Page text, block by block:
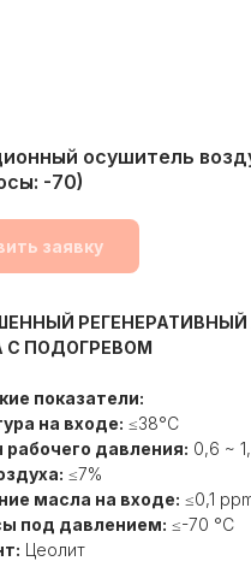
осушитель
-70)
заявку
С ПОДОГРЕВОМ
показатели:
на входе: ≤38°C
рабочего давления: 0,6 ~
≤7%
масла на входе: ≤0,1
под давлением: ≤-70 °C
Цеолит